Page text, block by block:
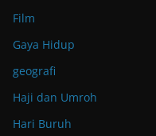
Film
Gaya Hidup
geografi
Haji dan Umroh
Hari Buruh